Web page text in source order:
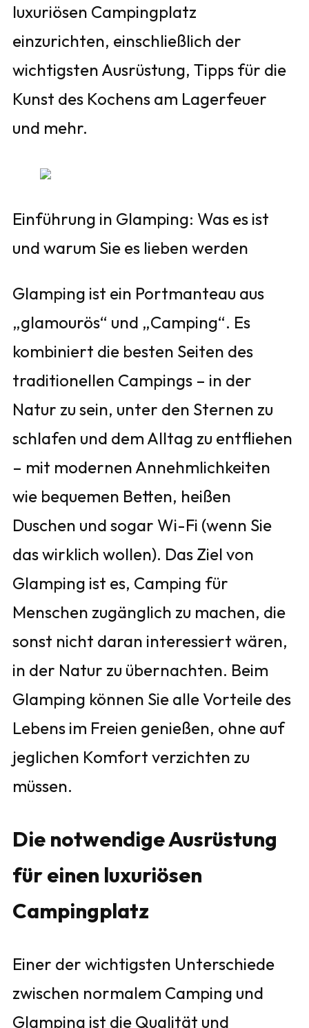
luxuriösen Campingplatz
einzurichten, einschließlich der
wichtigsten Ausrüstung, Tipps für die
Kunst des Kochens am Lagerfeuer
und mehr.
Einführung in Glamping: Was es ist
und warum Sie es lieben werden
Glamping ist ein Portmanteau aus
„glamourös“ und „Camping“. Es
kombiniert die besten Seiten des
traditionellen Campings – in der
Natur zu sein, unter den Sternen zu
schlafen und dem Alltag zu entfliehen
– mit modernen Annehmlichkeiten
wie bequemen Betten, heißen
Duschen und sogar Wi-Fi (wenn Sie
das wirklich wollen). Das Ziel von
Glamping ist es, Camping für
Menschen zugänglich zu machen, die
sonst nicht daran interessiert wären,
in der Natur zu übernachten. Beim
Glamping können Sie alle Vorteile des
Lebens im Freien genießen, ohne auf
jeglichen Komfort verzichten zu
müssen.
Die notwendige Ausrüstung
für einen luxuriösen
Campingplatz
Einer der wichtigsten Unterschiede
zwischen normalem Camping und
Glamping ist die Qualität und